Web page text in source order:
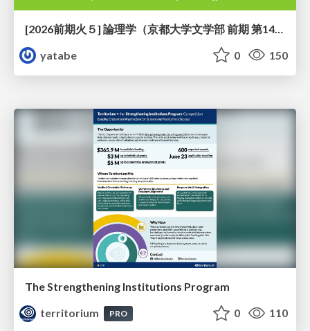
yatabe
0 150
The Strengthening Institutions Program
territorium
PRO 0 110